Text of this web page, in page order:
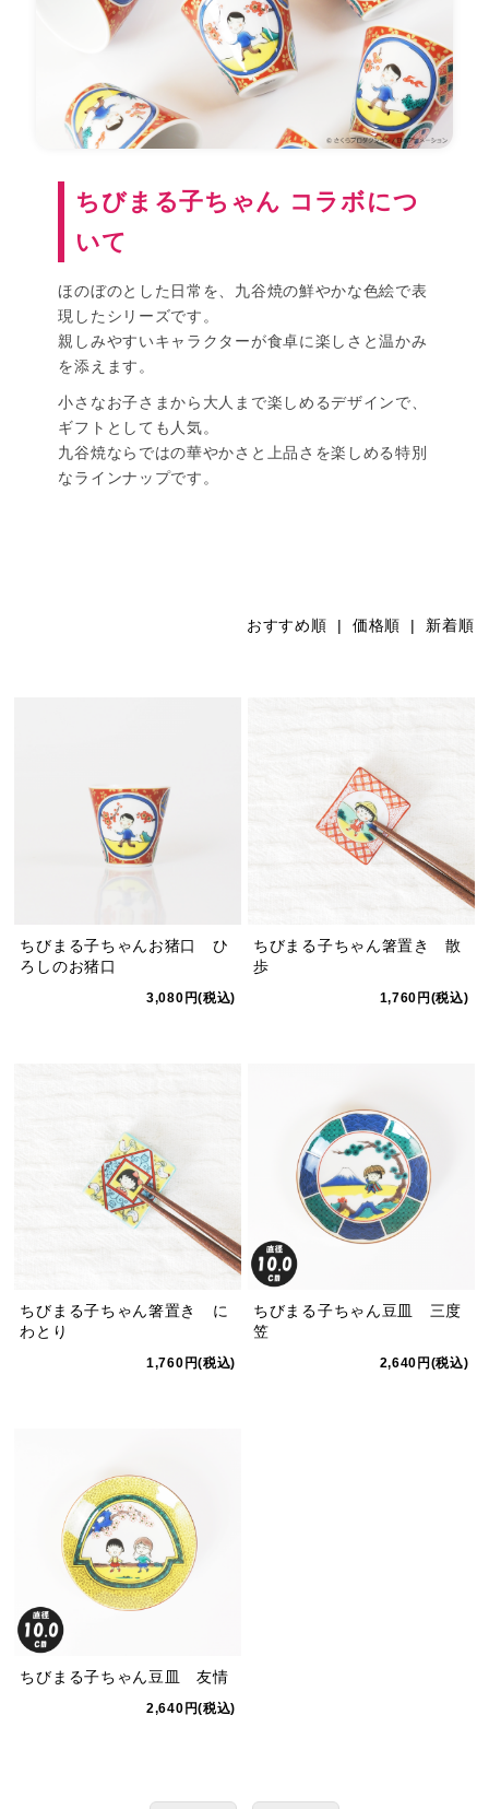
ちびまる子ちゃん コラボにつ
いて
ほのぼのとした日常を、九谷焼の鮮やかな色絵で表
現したシリーズです。
親しみやすいキャラクターが食卓に楽しさと温かみ
を添えます。
小さなお子さまから大人まで楽しめるデザインで、
ギフトとしても人気。
九谷焼ならではの華やかさと上品さを楽しめる特別
なラインナップです。
おすすめ順 | 価格順 | 新着順
ちびまる子ちゃんお猪口 ひ
ろしのお猪口
3,080円(税込)
ちびまる子ちゃん箸置き 散
歩
1,760円(税込)
ちびまる子ちゃん箸置き に
わとり
1,760円(税込)
ちびまる子ちゃん豆皿 三度
笠
2,640円(税込)
ちびまる子ちゃん豆皿 友情
2,640円(税込)